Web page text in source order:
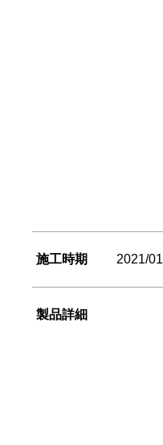
施工時期 2021/01
製品詳細